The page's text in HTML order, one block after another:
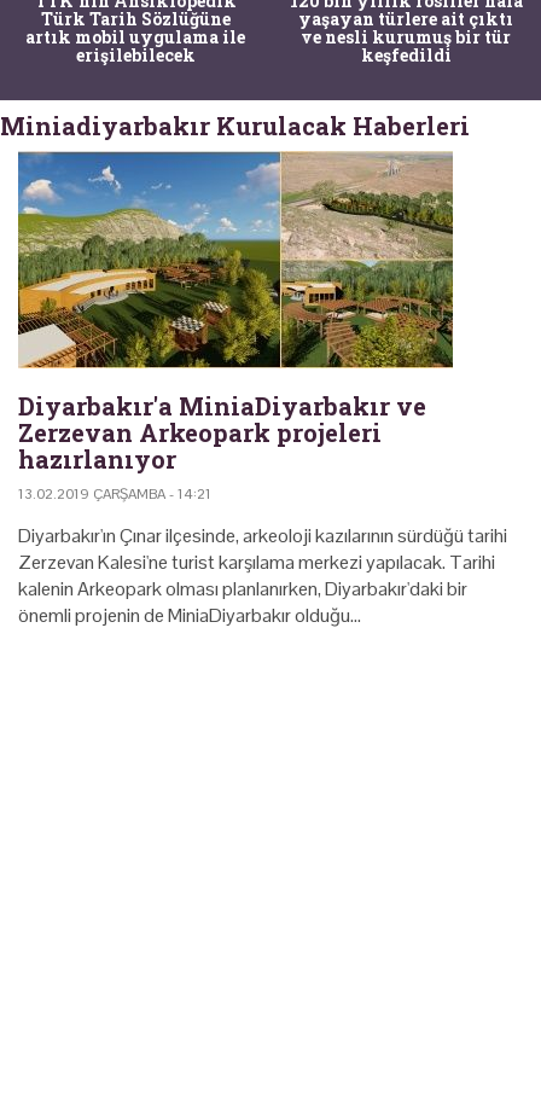
Türk Tarih Sözlüğüne
artık mobil uygulama ile
erişilebilecek
yaşayan türlere ait çıktı
ve nesli kurumuş bir tür
keşfedildi
Miniadiyarbakır Kurulacak Haberleri
Diyarbakır'a MiniaDiyarbakır ve
Zerzevan Arkeopark projeleri
hazırlanıyor
13.02.2019 ÇARŞAMBA - 14:21
Diyarbakır'ın Çınar ilçesinde, arkeoloji kazılarının sürdüğü tarihi
Zerzevan Kalesi'ne turist karşılama merkezi yapılacak. Tarihi
kalenin Arkeopark olması planlanırken, Diyarbakır'daki bir
önemli projenin de MiniaDiyarbakır olduğu…